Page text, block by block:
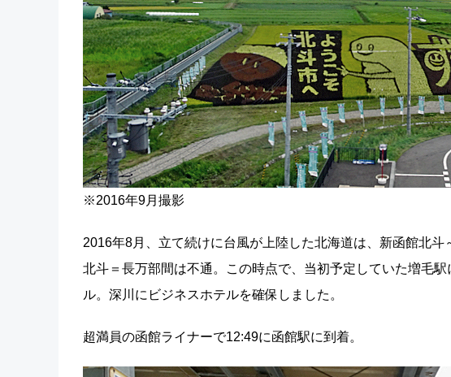
※2016年9月撮影
2016年8月、立て続けに台風が上陸した北海道は、新函館北
北斗＝長万部間は不通。この時点で、当初予定していた増毛
ル。深川にビジネスホテルを確保しました。
超満員の函館ライナーで12:49に函館駅に到着。